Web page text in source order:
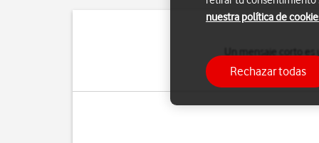
recibir mensajes
nuestra política de
Rechazar todas